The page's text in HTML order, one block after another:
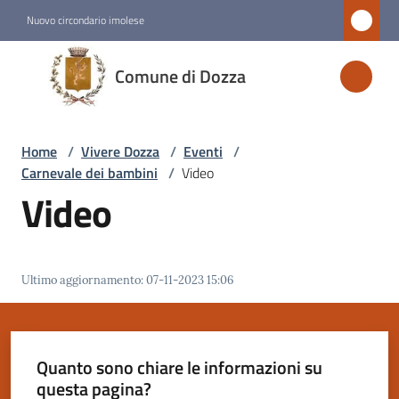
Nuovo circondario imolese
Comune di Dozza
Comune
di
Dozza
Servizi
Vivere
Dozza
Menu selezionato
Home / Vivere Dozza / Eventi /
Carnevale dei bambini / Video
Video
Ultimo aggiornamento:07-11-2023 15:06
Quanto sono chiare le informazioni su
questa pagina?